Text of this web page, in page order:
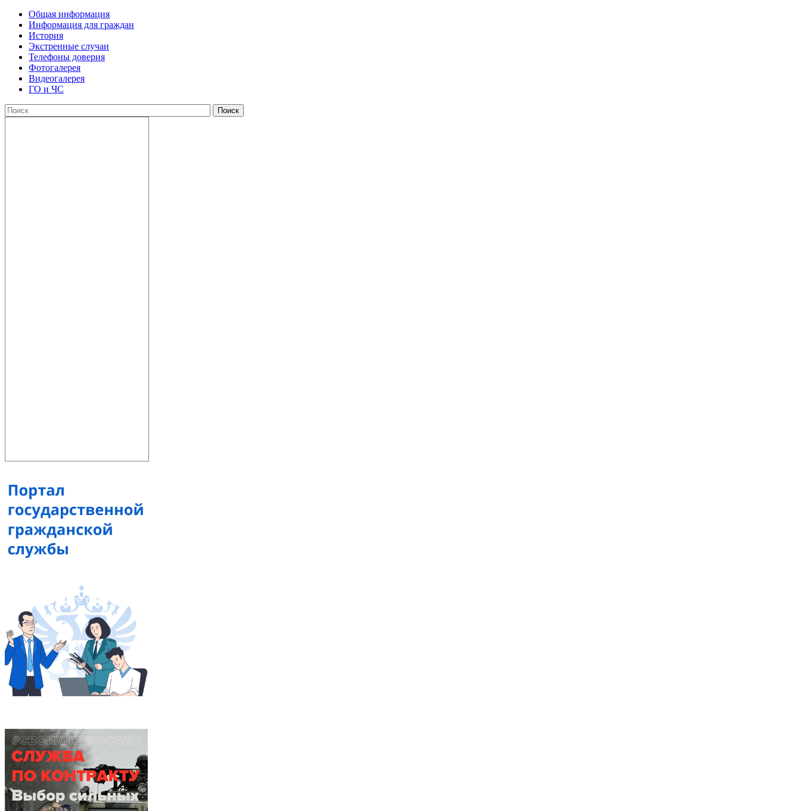
Общая информация
Информация для граждан
История
Экстренные случаи
Телефоны доверия
Фотогалерея
Видеогалерея
ГО и ЧС